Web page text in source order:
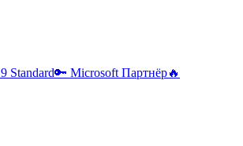
Standard🔑 Microsoft Партнёр🔥